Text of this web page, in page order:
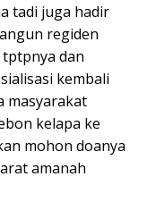
tadi juga hadir
regiden
dan
kembali
masyarakat
kelapa ke
mohon doanya
amanah